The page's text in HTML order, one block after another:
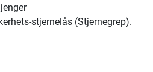
stjernelås (Stjernegrep).